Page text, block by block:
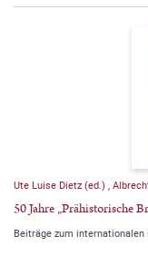
Ute Luise Dietz (ed.) ,
50 Jahre „Prähistorische
Beiträge zum